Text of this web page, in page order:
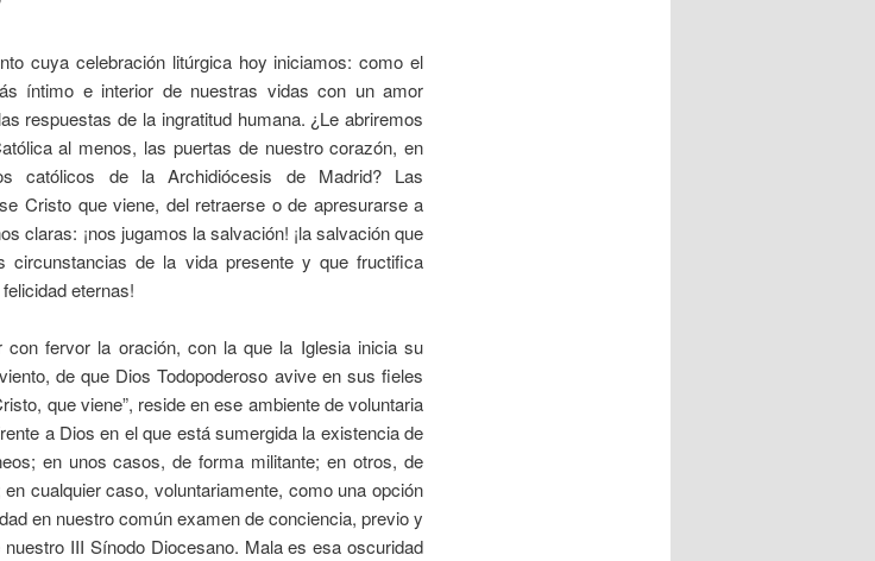
cuya celebración litúrgica hoy iniciamos: como el
íntimo e interior de nuestras vidas con un amor
respuestas de la ingratitud humana. ¿Le abriremos
al menos, las puertas de nuestro corazón, en
católicos de la Archidiócesis de Madrid? Las
Cristo que viene, del retraerse o de apresurarse a
claras: ¡nos jugamos la salvación! ¡la salvación que
de la vida presente y que fructifica
eternas!
con fervor la oración, con la que la Iglesia inicia su
de que Dios Todopoderoso avive en sus fieles
que viene”, reside en ese ambiente de voluntaria
a Dios en el que está sumergida la existencia de
en unos casos, de forma militante; en otros, de
cualquier caso, voluntariamente, como una opción
en nuestro común examen de conciencia, previo y
III Sínodo Diocesano. Mala es esa oscuridad